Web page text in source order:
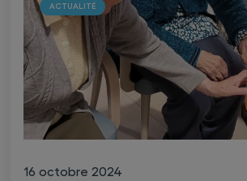
ACTUALITÉ
16 octobre 2024